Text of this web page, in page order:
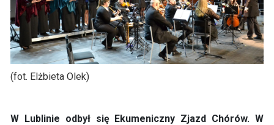
(fot. Elżbieta Olek)
W Lublinie odbył się Ekumeniczny Zjazd Chórów. W